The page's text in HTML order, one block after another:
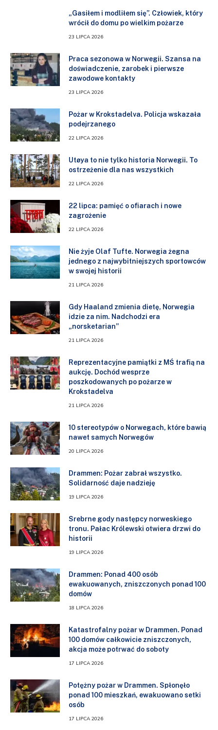
„Gasiłem i modliłem się”. Człowiek, który
wrócił do domu po wielkim pożarze
23 LIPCA 2026
Praca sezonowa w Norwegii. Szansa na
doświadczenie, zarobek i pierwsze
zawodowe kontakty
23 LIPCA 2026
Pożar w Krokstadelva. Policja wskazała
podejrzanego
22 LIPCA 2026
Utøya to nie tylko historia Norwegii. To
ostrzeżenie dla nas wszystkich
22 LIPCA 2026
22 lipca: pamięć o ofiarach i nowe
zagrożenie
22 LIPCA 2026
Nie żyje Olaf Tufte. Norwegia żegna
jednego z najwybitniejszych sportowców
w swojej historii
21 LIPCA 2026
Gdy Haaland zmienia dietę, Norwegia
idzie za nim. Nadchodzi era
„norsketarian”
21 LIPCA 2026
Reprezentacyjne pamiątki z MŚ trafią na
aukcję. Dochód wesprze
poszkodowanych po pożarze w
Krokstadelva
21 LIPCA 2026
10 stereotypów o Norwegach, które bawią
nawet samych Norwegów
20 LIPCA 2026
Drammen: Pożar zabrał wszystko.
Solidarność daje nadzieję
19 LIPCA 2026
Srebrne gody następcy norweskiego
tronu. Pałac Królewski otwiera drzwi do
historii
19 LIPCA 2026
Drammen: Ponad 400 osób
ewakuowanych, zniszczonych ponad 100
domów
18 LIPCA 2026
Katastrofalny pożar w Drammen. Ponad
100 domów całkowicie zniszczonych,
akcja może potrwać do soboty
17 LIPCA 2026
Potężny pożar w Drammen. Spłonęło
ponad 100 mieszkań, ewakuowano setki
osób
17 LIPCA 2026